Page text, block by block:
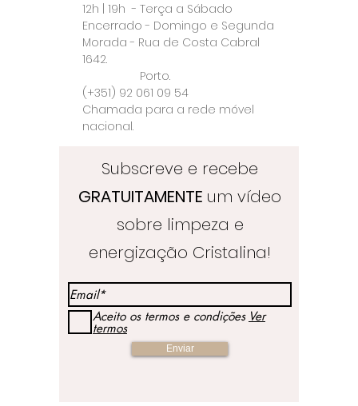
12h | 19h - Terça a Sábado
Encerrado - Domingo e Segunda
Morada - Rua de Costa Cabral
1642.
Porto.
(+351) 92 061 09 54
Chamada para a rede móvel
nacional.
Subscreve e recebe
GRATUITAMENTE um vídeo
sobre limpeza e
energização Cristalina!
Aceito os termos e condições Ver
termos
Enviar